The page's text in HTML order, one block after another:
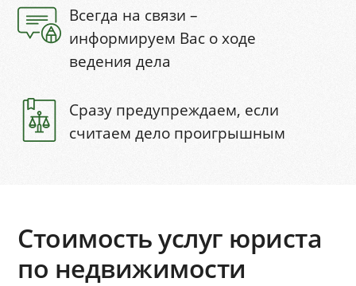
Всегда на связи –
информируем Вас о ходе
ведения дела
Сразу предупреждаем, если
считаем дело проигрышным
Стоимость услуг юриста
по недвижимости